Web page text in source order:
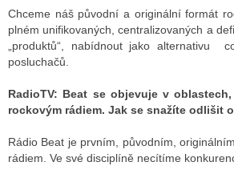
Chceme náš původní a originální formát
plném unifikovaných, centralizovaných a
„produktů“, nabídnout jako alternativu
posluchačů.
RadioTV: Beat se objevuje v
rockovým rádiem. Jak se snažíte odlišit
Rádio Beat je prvním, původním,
rádiem. Ve své disciplíně necítíme